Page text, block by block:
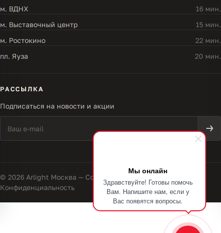
Мы онлайн
Здравствуйте! Готовы помочь
Вам. Напишите нам, если у
Вас появятся вопросы.
м. ВДНХ
16 мин.
м. Выставочный центр
15 мин.
м. Ростокино
22 мин.
пл. Яуза
20 мин.
РАССЫЛКА
Подписаться на новости и акции
© 2026 Arlight Москва — Совершенство света
Конфиденциальность